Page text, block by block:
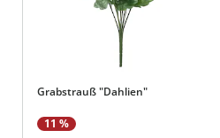
Grabstrauß "Dahlien"
11 %